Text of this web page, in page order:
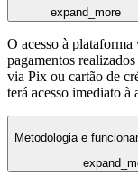
expand_more
O acesso à
pagamentos
via Pix ou cartão de
terá acesso imediato
Metodologia e